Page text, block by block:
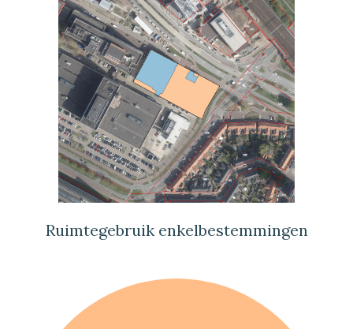
Ruimtegebruik enkelbestemmingen